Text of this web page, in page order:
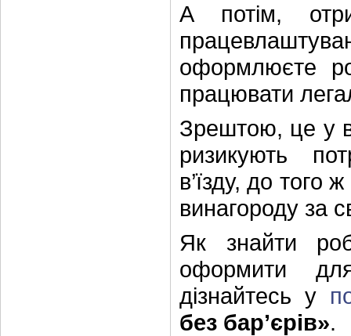
А потім,
оформлюєте
працювати
Зрештою, це у
ризикують
в’їзду, до того
винагороду за
Як знайти
оформити
дізнайтесь у
без бар’єрів».